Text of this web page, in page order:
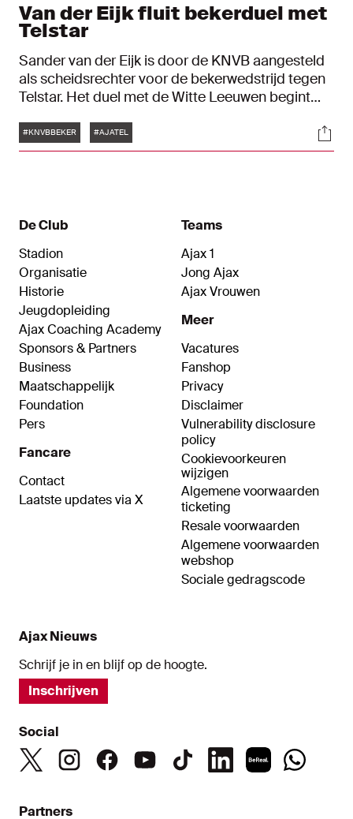
Van der Eijk fluit bekerduel met
Telstar
Sander van der Eijk is door de KNVB aangesteld
als scheidsrechter voor de bekerwedstrijd tegen
Telstar. Het duel met de Witte Leeuwen begint
Cruijff ArenA.
Tags
#KNVBBEKER #AJATEL
De Club
Stadion
Organisatie
Historie
Jeugdopleiding
Ajax Coaching Academy
Sponsors & Partners
Business
Maatschappelijk
Foundation
Pers
Fancare
Contact
Laatste updates via X
Teams
Ajax 1
Jong Ajax
Ajax Vrouwen
Meer
Vacatures
Fanshop
Privacy
Disclaimer
Vulnerability disclosure
policy
Cookievoorkeuren
wijzigen
Algemene voorwaarden
ticketing
Resale voorwaarden
Algemene voorwaarden
webshop
Sociale gedragscode
Ajax Nieuws
Schrijf je in en blijf op de hoogte.
Inschrijven
Social
Partners